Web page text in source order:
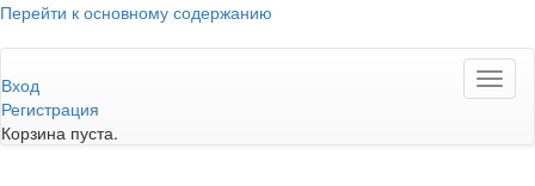
Перейти к основному содержанию
Вход
Регистрация
Корзина пуста.